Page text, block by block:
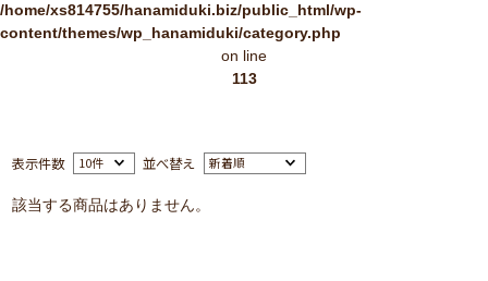
/home/xs814755/hanamiduki.biz/public_html/wp-
content/themes/wp_hanamiduki/category.php
on line
113
表示件数 並べ替え
該当する商品はありません。